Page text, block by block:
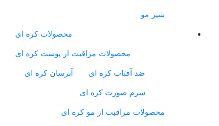
شیر مو
محصولات کره ای
محصولات مراقبت از پوست کره ای
ضد آفتاب کره ای
آبرسان کره ای
سرم صورت کره ای
محصولات مراقبت از مو کره ای